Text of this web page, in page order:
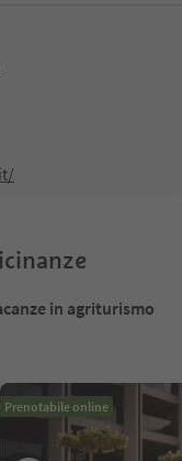
in agriturismo
Prenotabile online